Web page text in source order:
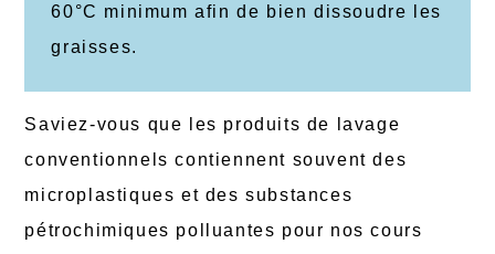
60°C minimum afin de bien dissoudre les
graisses.
Saviez-vous que les produits de lavage
conventionnels contiennent souvent des
microplastiques et des substances
pétrochimiques polluantes pour nos cours